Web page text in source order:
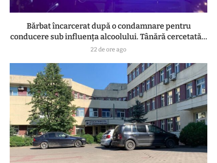
Bărbat încarcerat după o condamnare pentru
conducere sub influența alcoolului. Tânără cercetată...
22 de ore ago